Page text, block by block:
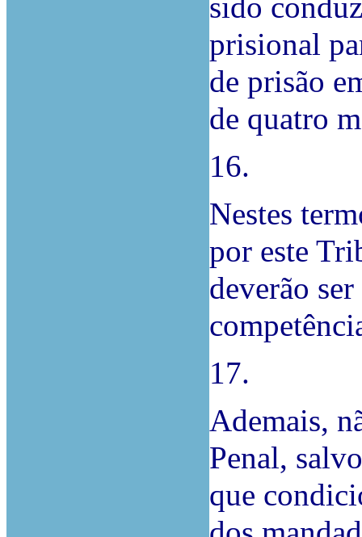
sido
prisional
de prisão
de quatro
16.
Nestes
por este
deverão
17.
Ademais,
Penal,
que